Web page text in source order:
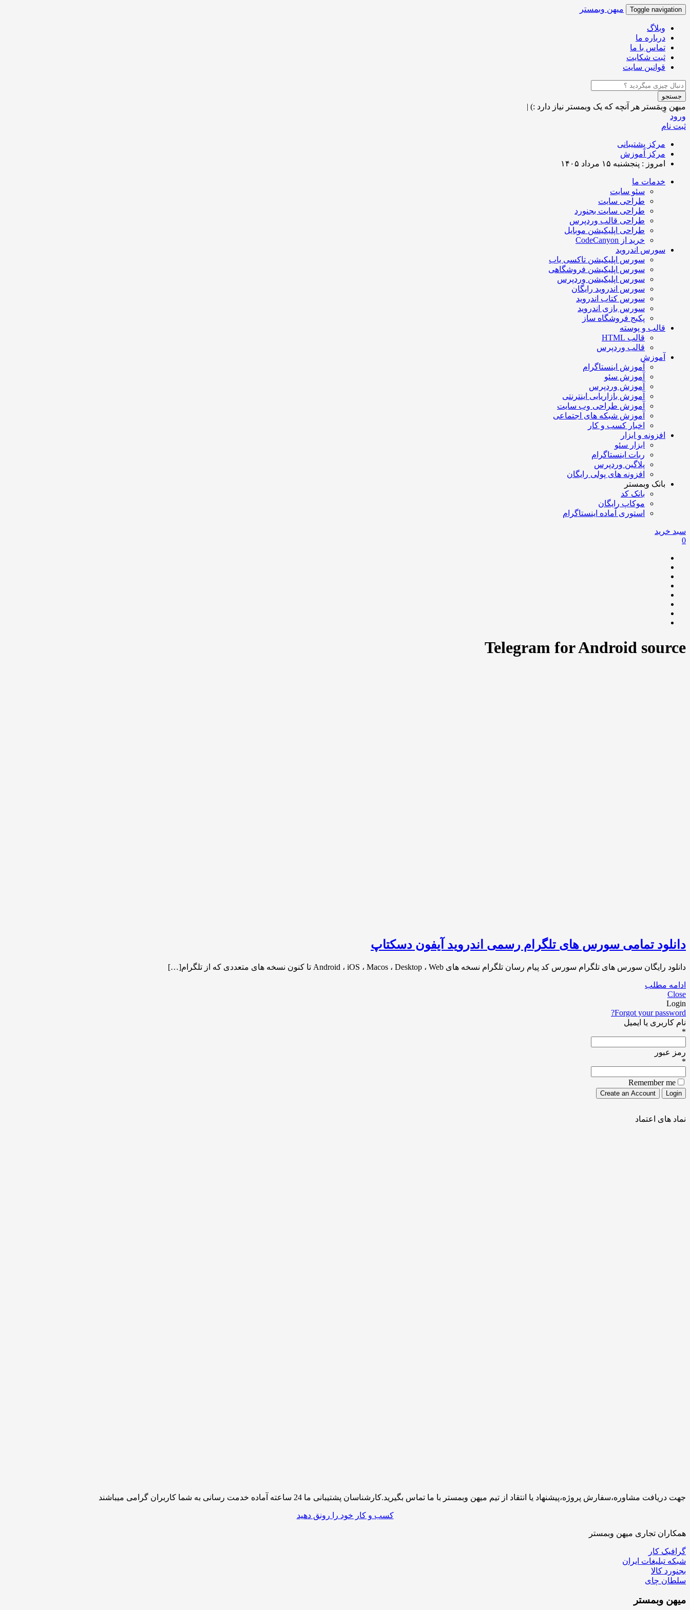
Toggle navigation میهن وبمستر
وبلاگ
درباره ما
تماس با ما
ثبت شکایت
قوانین سایت
جستجو
میهن وِبمَستر هر آنچه که یک وبمستر نیاز دارد :) |
ورود
ثبت نام
مرکز پشتیبانی
مرکز آموزش
امروز : پنجشنبه ۱۵ مرداد ۱۴۰۵
خدمات ما
سئو سایت
طراحی سایت
طراحی سایت بجنورد
طراحی قالب وردپرس
طراحی اپلیکیشن موبایل
خرید از CodeCanyon
سورس اندروید
سورس اپلیکیشن تاکسی یاب
سورس اپلیکیشن فروشگاهی
سورس اپلیکیشن وردپرس
سورس اندروید رایگان
سورس کتاب اندروید
سورس بازی اندروید
پکیج فروشگاه ساز
قالب و پوسته
قالب HTML
قالب وردپرس
آموزش
آموزش اینستاگرام
آموزش سئو
آموزش وردپرس
آموزش بازاریابی اینترنتی
آموزش طراحی وب سایت
آموزش شبکه های اجتماعی
اخبار کسب و کار
افزونه و ابزار
ابزار سئو
ربات اینستاگرام
پلاگین وردپرس
افزونه های پولی رایگان
بانک وبمستر
بانک کد
موکاپ رایگان
استوری آماده اینستاگرام
سبد خرید
0
Telegram for Android source
دانلود تمامی سورس های تلگرام رسمی اندروید آیفون دسکتاپ
دانلود رایگان سورس های تلگرام سورس کد پیام رسان تلگرام نسخه های Android ، iOS ، Macos ، Desktop ، Web تا کنون نسخه های متعددی که از تلگرام[…]
ادامه مطلب
Close
Login
Forgot your password?
نام کاربری یا ایمیل
*
رمز عبور
*
Remember me
نماد های اعتماد
جهت دریافت مشاوره،سفارش پروژه،پیشنهاد یا انتقاد از تیم میهن وبمستر با ما تماس بگیرید.کارشناسان پشتیبانی ما 24 ساعته آماده خدمت رسانی به شما کاربران گرامی میباشند
کسب و کار خود را رونق دهید
همکاران تجاری میهن وبمستر
گرافیک کار
شبکه تبلیغات ایران
بجنورد کالا
سلطان چای
میهن وبمستر